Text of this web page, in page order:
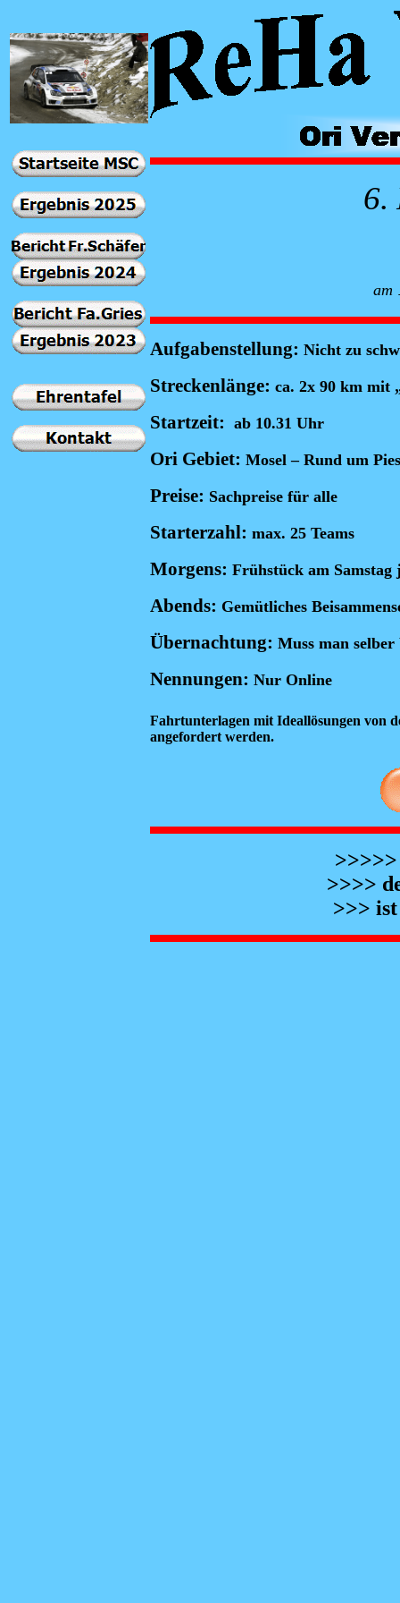
6.
am
Aufgabenstellung: Nicht zu
Streckenlänge: ca. 2x 90 km mit
Startzeit: ab 10.31 Uhr
Ori Gebiet: Mosel – Rund um
Preise: Sachpreise für alle
Starterzahl: max. 25 Teams
Morgens: Frühstück am Samstag
Abends: Gemütliches
Übernachtung: Muss man selber
Nennungen: Nur Online
Fahrtunterlagen mit Ideallösungen von
angefordert werden.
>>>>
>>>